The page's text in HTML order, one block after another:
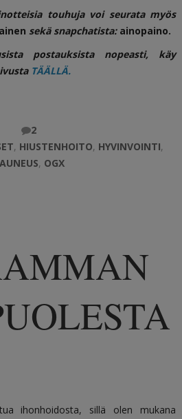
touhuja voi seurata myös
sekä snapchatista: ainopaino.
postauksista nopeasti, käy
TÄÄLLÄ.
2
, HIUSTENHOITO, HYVINVOINTI,
, OGX
ihonhoidosta, sillä olen mukana